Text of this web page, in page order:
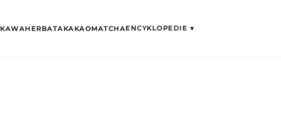
KAWAHERBATA KAKAOMATCHAENCYKLOPEDIE ▾